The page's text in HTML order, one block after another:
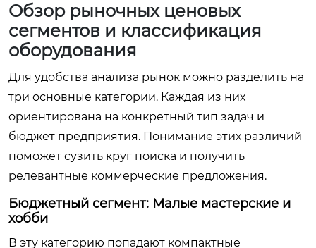
Обзор рыночных ценовых
сегментов и классификация
оборудования
Для удобства анализа рынок можно разделить на
три основные категории. Каждая из них
ориентирована на конкретный тип задач и
бюджет предприятия. Понимание этих различий
поможет сузить круг поиска и получить
релевантные коммерческие предложения.
Бюджетный сегмент: Малые мастерские и
хобби
В эту категорию попадают компактные